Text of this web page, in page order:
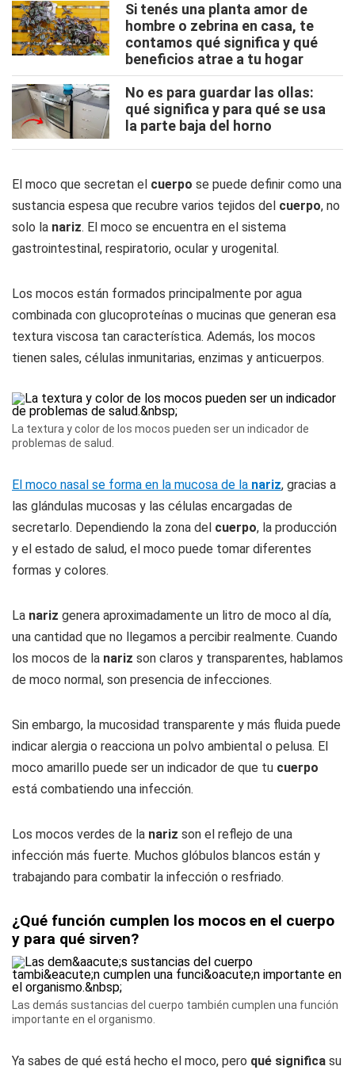
Si tenés una planta amor de
hombre o zebrina en casa, te
contamos qué significa y qué
beneficios atrae a tu hogar
No es para guardar las ollas:
qué significa y para qué se usa
la parte baja del horno
El moco que secretan el cuerpo se puede definir como una
sustancia espesa que recubre varios tejidos del cuerpo, no
solo la nariz. El moco se encuentra en el sistema
gastrointestinal, respiratorio, ocular y urogenital.
Los mocos están formados principalmente por agua
combinada con glucoproteínas o mucinas que generan esa
textura viscosa tan característica. Además, los mocos
tienen sales, células inmunitarias, enzimas y anticuerpos.
La textura y color de los mocos pueden ser un indicador de
problemas de salud.
El moco nasal se forma en la mucosa de la nariz, gracias a
las glándulas mucosas y las células encargadas de
secretarlo. Dependiendo la zona del cuerpo, la producción
y el estado de salud, el moco puede tomar diferentes
formas y colores.
La nariz genera aproximadamente un litro de moco al día,
una cantidad que no llegamos a percibir realmente. Cuando
los mocos de la nariz son claros y transparentes, hablamos
de moco normal, son presencia de infecciones.
Sin embargo, la mucosidad transparente y más fluida puede
indicar alergia o reacciona un polvo ambiental o pelusa. El
moco amarillo puede ser un indicador de que tu cuerpo
está combatiendo una infección.
Los mocos verdes de la nariz son el reflejo de una
infección más fuerte. Muchos glóbulos blancos están y
trabajando para combatir la infección o resfriado.
¿Qué función cumplen los mocos en el cuerpo
y para qué sirven?
Las demás sustancias del cuerpo también cumplen una función
importante en el organismo.
Ya sabes de qué está hecho el moco, pero qué significa su